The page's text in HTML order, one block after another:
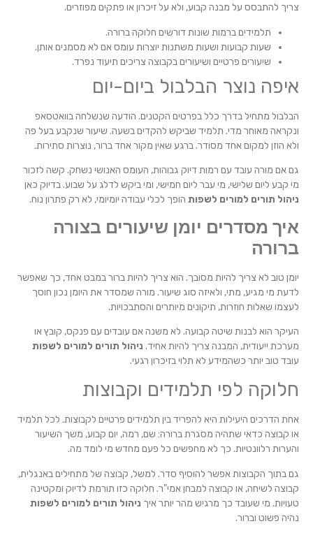
צריך להתבסס על מבנה קבוע, ולא על זיכרון או פתקים מפוזרים.
תלמידים ברמות שונות דורשים חלוקה ברורה.
שעות קבועות ושעות משתנות יוצרות עומס אם לא מסמנים אותן.
שיעורים פרטיים ושיעורים בקבוצה צריכים תיעוד נפרד.
איפה נוצר הבלבול ביום-יום
הבלבול מתחיל בדרך כלל בפרטים הקטנים. הודעה שנשלחה בוואטסאפ
ונקראה מאוחר מדי. תלמיד שביקש להקדים בשעה. שיעור שנקבע בעל פה
ולא הוזן למקום אחד מסודר. ברגע שאין מקור אחד ברור, נוצרות סתירות.
גם אם מורה עובד עם רמות דיוק גבוהות, העומס האנושי נשחק. קשה לזכור
מי קבע ליום שלישי, מי עבר ליום חמישי, ומי ביקש לדלג על שבוע. בדיוק כאן
ניהול תורים למורים לשפות הופך לכלי עבודה יומיומי, לא רק פתרון נוח.
איך מסדרים יומן שיעורים בצורה
ברורה
יומן טוב לא צריך להיות מסובך. הוא צריך להיות ברור במבט אחד, כך שאפשר
לדעת מי מגיע, מתי, ולאיזה סוג שיעור. מורה שמסדר את היומן נכון חוסך
לעצמו שאלות חוזרות, תיקונים מיותרים והסתבכויות.
העיקר הוא לבנות שיטה קבועה. לא משנה אם עובדים עם פנקס, קובץ או
מערכת ייעודית, המבנה צריך להיות אחיד. ניהול תורים למורים לשפות
עובד טוב יותר כשהמידע לא תלוי בזיכרון רגעי.
חלוקה לפי תלמידים וקבוצות
אחת הדרכים היעילות היא להפריד בין תלמידים פרטיים לקבוצות. לכל תלמיד
או קבוצה כדאי שתהיה מסגרת ברורה: שם, רמה, יום קבוע, משך השיעור
והערות רלוונטיות. כך לא מחפשים כל פעם מחדש מי לומד מה.
גם בתוך הקבוצות אפשר להוסיף סדר. למשל, קבוצה של מתחילים באנגלית,
קבוצה לשיחה, או קבוצה למבחן אמי"ר. חלוקה כזו תורמת לדיוק ומקטינה
טעויות. מי שעובד כך מרגיש מהר יותר איך ניהול תורים למורים לשפות
נהיה פשוט וברור.